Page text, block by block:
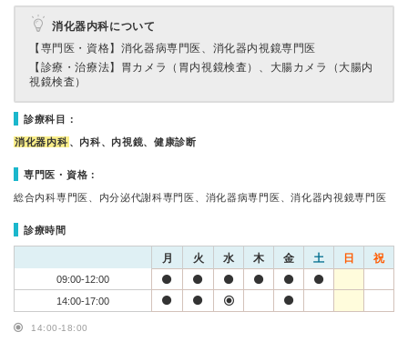
消化器内科について
【専門医・資格】 消化器病専門医、消化器内視鏡専門医
【診療・治療法】 胃カメラ（胃内視鏡検査）、大腸カメラ（大腸内
視鏡検査）
診療科目：
消化器内科 、内科、内視鏡、健康診断
専門医・資格：
総合内科専門医、内分泌代謝科専門医、消化器病専門医、消化器内視鏡専門医
診療時間
月 火 水 木 金 土 日 祝
09:00-12:00
14:00-17:00
14:00-18:00